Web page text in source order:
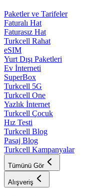
Paketler ve Tarifeler
Faturalı Hat
Faturasız Hat
Turkcell Rahat
eSIM
Yurt Dışı Paketleri
Ev İnterneti
SuperBox
Turkcell 5G
Turkcell One
Yazlık İnternet
Turkcell Çocuk
Hız Testi
Turkcell Blog
Pasaj Blog
Turkcell Kampanyalar
Tümünü Gör
Alışveriş